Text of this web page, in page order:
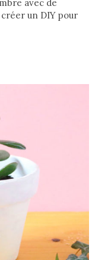
avec de
créer un DIY pour